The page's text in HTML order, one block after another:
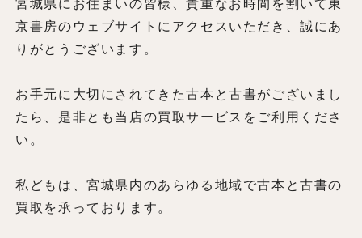
宮城県にお住まいの皆様、貴重なお時間を割いて東
京書房のウェブサイトにアクセスいただき、誠にあ
りがとうございます。
お手元に大切にされてきた古本と古書がございまし
たら、是非とも当店の買取サービスをご利用くださ
い。
私どもは、宮城県内のあらゆる地域で古本と古書の
買取を承っております。